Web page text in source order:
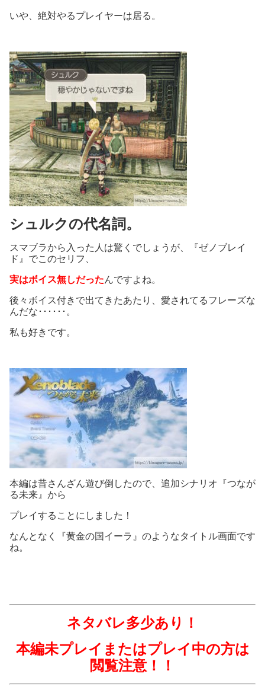
いや、絶対やるプレイヤーは居る。
シュルクの代名詞。
スマブラから入った人は驚くでしょうが、『ゼノブレイ
ド』でこのセリフ、
実はボイス無しだったんですよね。
後々ボイス付きで出てきたあたり、愛されてるフレーズな
んだな･･････。
私も好きです。
本編は昔さんざん遊び倒したので、追加シナリオ『つなが
る未来』から
プレイすることにしました！
なんとなく『黄金の国イーラ』のようなタイトル画面です
ね。
ネタバレ多少あり！
本編未プレイまたはプレイ中の方は
閲覧注意！！